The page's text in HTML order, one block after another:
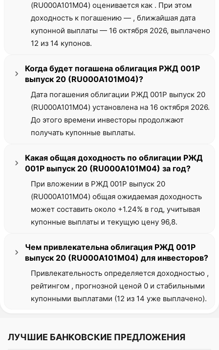
(RU000A101M04) оценивается как . При этом
доходность к погашению — , ближайшая дата
купонной выплаты — 16 октября 2026, выплачено
12 из 14 купонов.
Когда будет погашена облигация РЖД 001Р
выпуск 20 (RU000A101M04)?
Дата погашения облигации РЖД 001Р выпуск 20
(RU000A101M04) установлена на 16 октября 2026.
До этого времени инвесторы продолжают
получать купонные выплаты.
Какая общая доходность по облигации РЖД
001Р выпуск 20 (RU000A101M04) за год?
При вложении в РЖД 001Р выпуск 20
(RU000A101M04) общая ожидаемая доходность
может составить около +1.24% в год, учитывая
купонные выплаты и текущую цену 96,8.
Чем привлекательна облигация РЖД 001Р
выпуск 20 (RU000A101M04) для инвесторов?
Привлекательность определяется доходностью ,
рейтингом , прогнозной ценой 0 и стабильными
купонными выплатами (12 из 14 уже выплачено).
ЛУЧШИЕ БАНКОВСКИЕ ПРЕДЛОЖЕНИЯ